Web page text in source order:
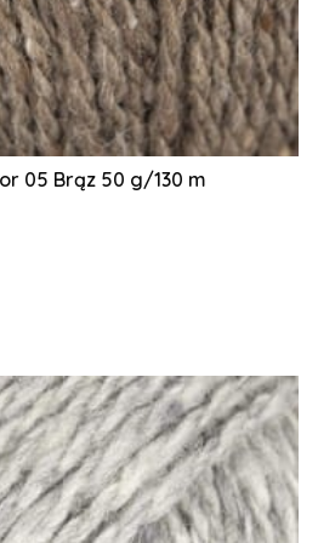
05 Brąz 50 g/130 m